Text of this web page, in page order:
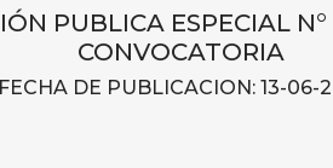
PUBLICA ESPECIAL
CONVOCATORIA
FECHA DE PUBLICACION: 13-06-